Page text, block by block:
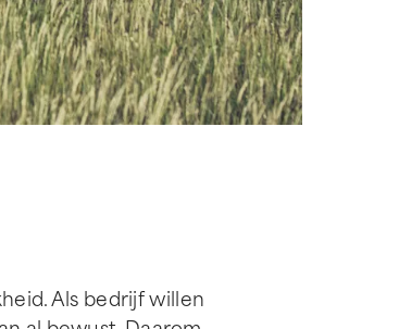
Als bedrijf willen